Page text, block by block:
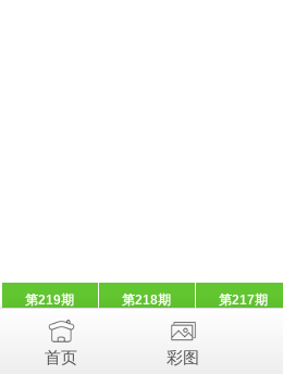
第219期 第218期 第217期
首页 彩图